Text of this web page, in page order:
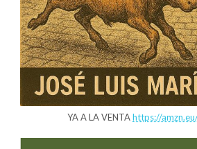
YA A LA VENTAhttps://